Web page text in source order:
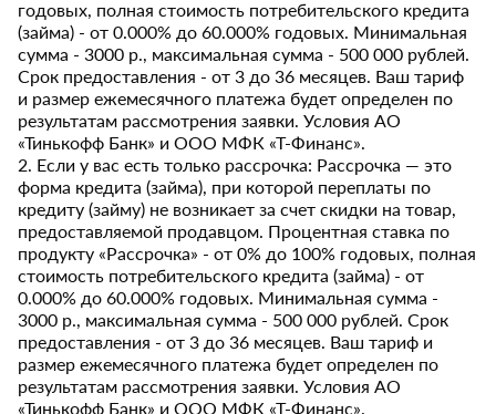
годовых, полная стоимость потребительского кредита
(займа) - от 0.000% до 60.000% годовых. Минимальная
сумма - 3000 р., максимальная сумма - 500 000 рублей.
Срок предоставления - от 3 до 36 месяцев. Ваш тариф
и размер ежемесячного платежа будет определен по
результатам рассмотрения заявки. Условия АО
«Тинькофф Банк» и ООО МФК «Т-Финанс».
2. Если у вас есть только рассрочка: Рассрочка — это
форма кредита (займа), при которой переплаты по
кредиту (займу) не возникает за счет скидки на товар,
предоставляемой продавцом. Процентная ставка по
продукту «Рассрочка» - от 0% до 100% годовых, полная
стоимость потребительского кредита (займа) - от
0.000% до 60.000% годовых. Минимальная сумма -
3000 р., максимальная сумма - 500 000 рублей. Срок
предоставления - от 3 до 36 месяцев. Ваш тариф и
размер ежемесячного платежа будет определен по
результатам рассмотрения заявки. Условия АО
«Тинькофф Банк» и ООО МФК «Т-Финанс».